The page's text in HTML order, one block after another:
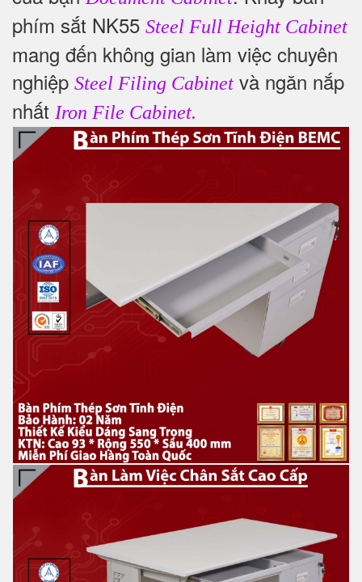
phím sắt NK55 Steel Full Height Cabinet
mang đến không gian làm việc chuyên
nghiệp Steel Filing Cabinet và ngăn nắp
nhất Iron File Cabinet.